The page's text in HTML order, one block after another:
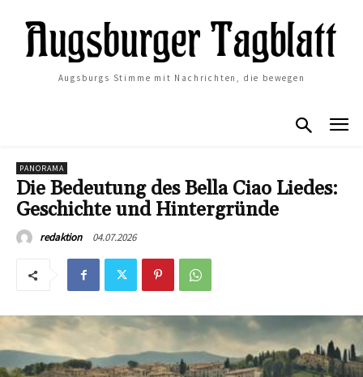
Augsburgs Stimme mit Nachrichten, die bewegen
PANORAMA
Die Bedeutung des Bella Ciao Liedes:
Geschichte und Hintergründe
redaktion 04.07.2026